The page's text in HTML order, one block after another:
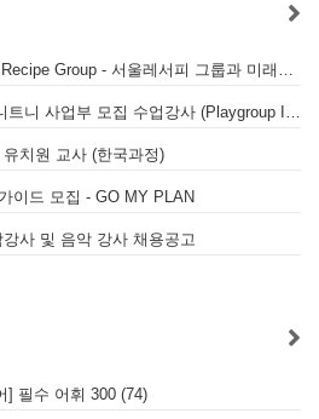
치원 교사 (한국과정)
이드 모집 - GO MY PLAN
사 및 음악 강사 채용공고
] 필수 어휘 300 (74)